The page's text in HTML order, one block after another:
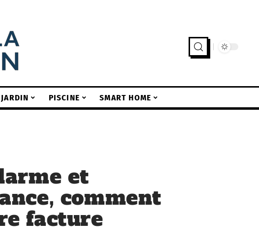
JARDIN PISCINE SMART HOME
et
comment
facture